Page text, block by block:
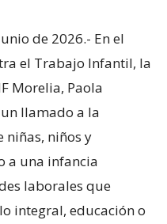
de 2026.- En el
el Trabajo Infantil, la
Morelia, Paola
llamado a la
niñas, niños y
a una infancia
laborales que
integral, educación o